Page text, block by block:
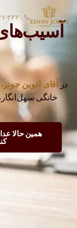
۷۰۲-
درآقای ادوین جونز،
خانگی
همین حالا